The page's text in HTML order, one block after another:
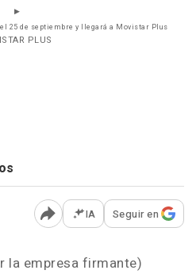
25 de septiembre y llegará a Movistar Plus
PLUS
Abrir opciones para
IA Seguir en
la empresa firmante)